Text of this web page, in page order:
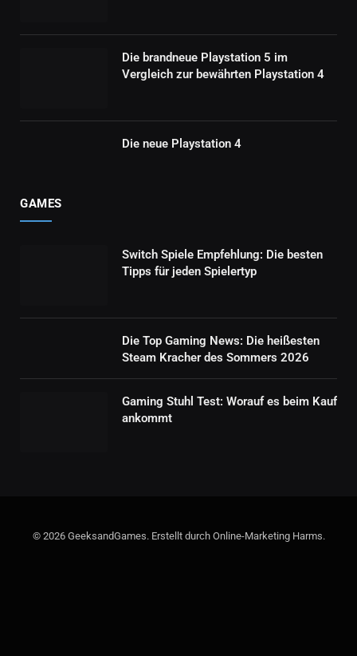
Die brandneue Playstation 5 im
Vergleich zur bewährten Playstation 4
Die neue Playstation 4
GAMES
Switch Spiele Empfehlung: Die besten
Tipps für jeden Spielertyp
Die Top Gaming News: Die heißesten
Steam Kracher des Sommers 2026
Gaming Stuhl Test: Worauf es beim Kauf
ankommt
© 2026 GeeksandGames. Erstellt durch Online-Marketing Harms.